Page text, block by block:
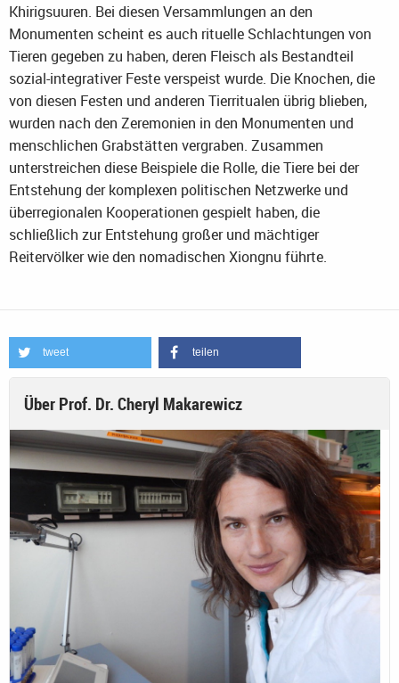
Khirigsuuren. Bei diesen Versammlungen an den
Monumenten scheint es auch rituelle Schlachtungen von
Tieren gegeben zu haben, deren Fleisch als Bestandteil
sozial-integrativer Feste verspeist wurde. Die Knochen, die
von diesen Festen und anderen Tierritualen übrig blieben,
wurden nach den Zeremonien in den Monumenten und
menschlichen Grabstätten vergraben. Zusammen
unterstreichen diese Beispiele die Rolle, die Tiere bei der
Entstehung der komplexen politischen Netzwerke und
überregionalen Kooperationen gespielt haben, die
schließlich zur Entstehung großer und mächtiger
Reitervölker wie den nomadischen Xiongnu führte.
tweet teilen
Über Prof. Dr. Cheryl Makarewicz